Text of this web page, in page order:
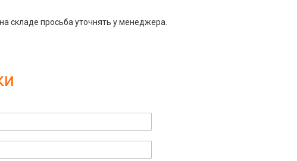
складе просьба уточнять у менеджера.